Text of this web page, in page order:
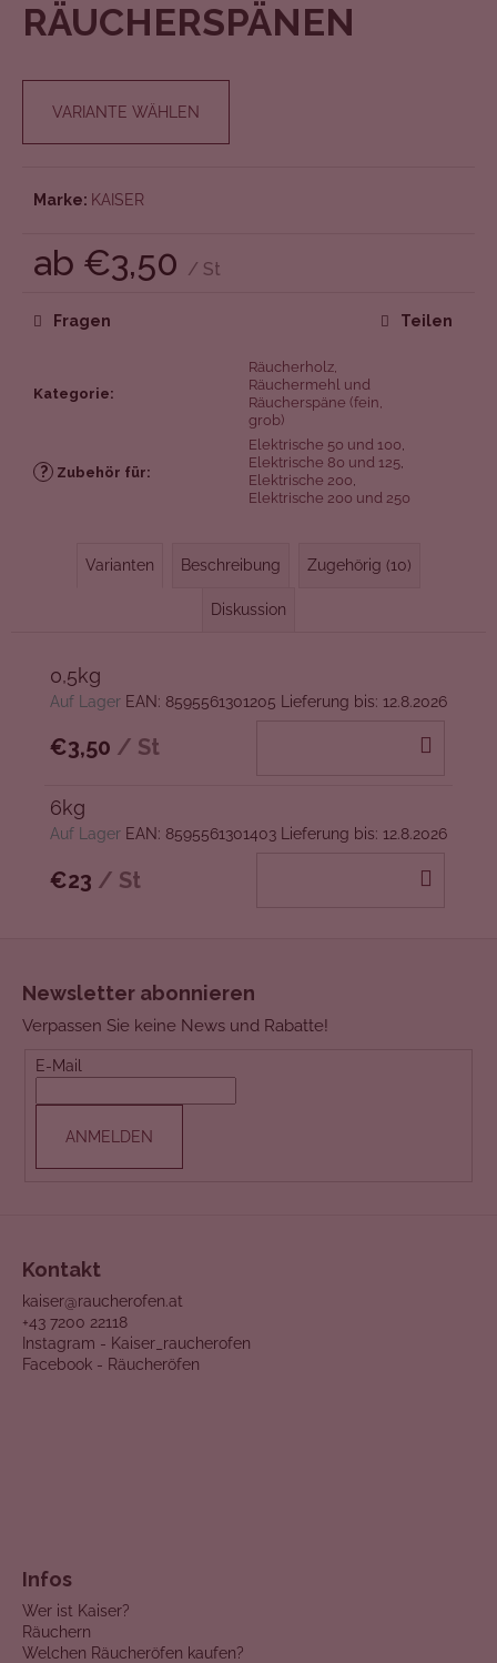
RÄUCHERSPÄNEN
VARIANTE WÄHLEN
Marke: KAISER
ab €3,50 / St
Kategorie:
Räucherholz,
Räuchermehl und
Räucherspäne (fein,
grob)
? Zubehör für:
Elektrische 50 und 100
Elektrische 80 und 125
Elektrische 200
Elektrische 200 und 250
Fragen Teilen
Varianten Beschreibung Zugehörig (10)
Diskussion
0,5kg
Auf Lager EAN: 8595561301205 Lieferung bis: 12.8.2026
€3,50 / St
6kg
Auf Lager EAN: 8595561301403 Lieferung bis: 12.8.2026
€23 / St
l
e
Newsletter abonnieren
Verpassen Sie keine News und Rabatte!
E-Mail
ANMELDEN
Kontakt
kaiser@raucherofen.at
+43 7200 22118
Instagram - Kaiser_raucherofen
Facebook - Räucheröfen
Infos
Wer ist Kaiser?
Räuchern
Welchen Räucheröfen kaufen?